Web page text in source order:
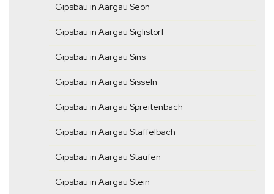
Gipsbau in Aargau Seon
Gipsbau in Aargau Siglistorf
Gipsbau in Aargau Sins
Gipsbau in Aargau Sisseln
Gipsbau in Aargau Spreitenbach
Gipsbau in Aargau Staffelbach
Gipsbau in Aargau Staufen
Gipsbau in Aargau Stein